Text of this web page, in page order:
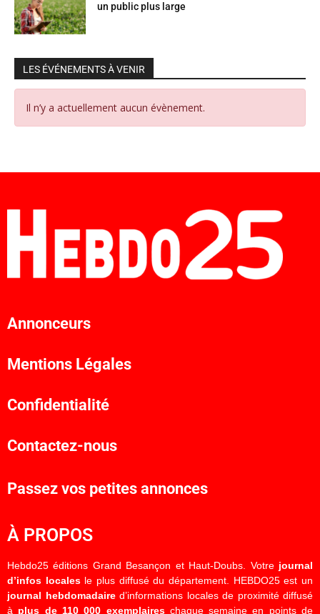
un public plus large
LES ÉVÉNEMENTS À VENIR
Il n’y a actuellement aucun évènement.
Annonceurs
Mentions Légales
Confidentialité
Contactez-nous
Passez vos petites annonces
À PROPOS
Hebdo25 éditions Grand Besançon et Haut-Doubs. Votre journal
d’infos localesle plus diffusé du département. HEBDO25 est un
journal hebdomadaired’informations locales de proximité diffusé
à plus de 110 000 exemplaireschaque semaine en points de